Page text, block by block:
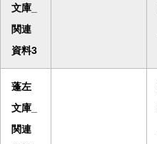
文庫_
関連
資料3
蓬左
文庫_
関連